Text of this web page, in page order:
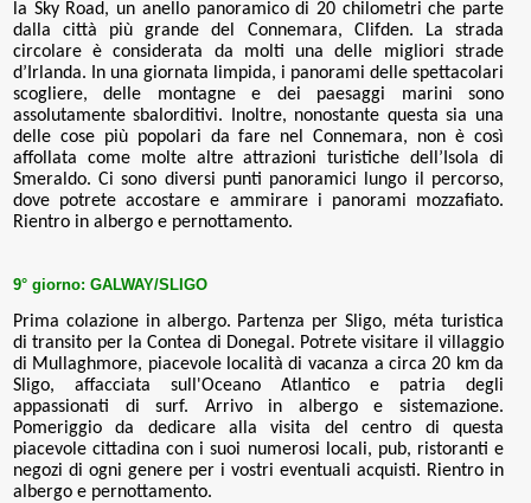
la Sky Road, un anello panoramico di 20 chilometri che parte
dalla città più grande del Connemara, Clifden. La strada
circolare è considerata da molti una delle migliori strade
d’Irlanda. In una giornata limpida, i panorami delle spettacolari
scogliere, delle montagne e dei paesaggi marini sono
assolutamente sbalorditivi. Inoltre, nonostante questa sia una
delle cose più popolari da fare nel Connemara, non è così
affollata come molte altre attrazioni turistiche dell’Isola di
Smeraldo. Ci sono diversi punti panoramici lungo il percorso,
dove potrete accostare e ammirare i panorami mozzafiato.
Rientro in albergo e pernottamento.
9° giorno: GALWAY/SLIGO
Prima colazione in albergo. Partenza per Sligo, méta turistica
di transito per la Contea di Donegal. Potrete visitare il villaggio
di Mullaghmore, piacevole località di vacanza a circa 20 km da
Sligo, affacciata sull'Oceano Atlantico e patria degli
appassionati di surf. Arrivo in albergo e sistemazione.
Pomeriggio da dedicare alla visita del centro di questa
piacevole cittadina con i suoi numerosi locali, pub, ristoranti e
negozi di ogni genere per i vostri eventuali acquisti. Rientro in
albergo e pernottamento.